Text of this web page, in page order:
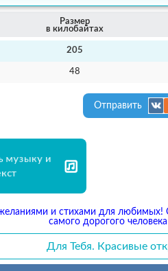
Размер
в килобайтах
205
48
Отправить
музыку и
и стихами для любимых!
самого дорогого
Для Тебя. Красивые